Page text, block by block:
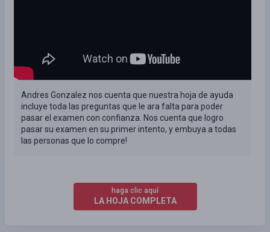
Andres Gonzalez nos cuenta que nuestra hoja de ayuda
incluye toda las preguntas que le ara falta para poder
pasar el examen con confianza. Nos cuenta que logro
pasar su examen en su primer intento, y embuya a todas
las personas que lo compre!
haga clic aquí
LA HOJA COMPLETA